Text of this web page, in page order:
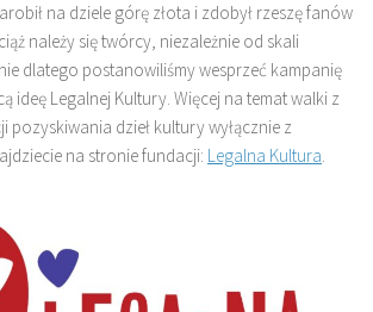
na dziele górę złota i zdobył rzeszę fanów
należy się twórcy, niezależnie od skali
dlatego postanowiliśmy wesprzeć kampanię
ideę Legalnej Kultury. Więcej na temat walki z
pozyskiwania dzieł kultury wyłącznie z
na stronie fundacji: Legalna Kultura.